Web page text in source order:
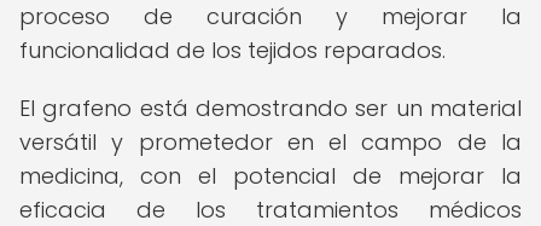
proceso de curación y mejorar la
funcionalidad de los tejidos reparados.
El grafeno está demostrando ser un material
versátil y prometedor en el campo de la
medicina, con el potencial de mejorar la
eficacia de los tratamientos médicos